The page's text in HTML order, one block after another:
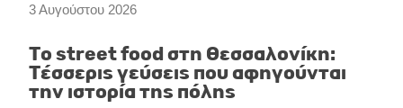
3 Αυγούστου 2026
Το street food στη Θεσσαλονίκη:
Τέσσερις γεύσεις που αφηγούνται
την ιστορία της πόλης